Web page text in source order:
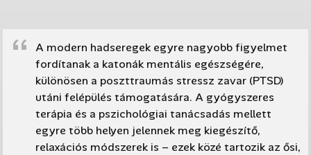
A modern hadseregek egyre nagyobb figyelmet
fordítanak a katonák mentális egészségére,
különösen a poszttraumás stressz zavar (PTSD)
utáni felépülés támogatására. A gyógyszeres
terápia és a pszichológiai tanácsadás mellett
egyre több helyen jelennek meg kiegészítő,
relaxációs módszerek is – ezek közé tartozik az ősi,